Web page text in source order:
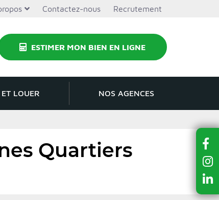
Contactez-nous Recrutement
ESTIMER MON BIEN EN LIGNE
LOUER NOS AGENCES
Quartiers